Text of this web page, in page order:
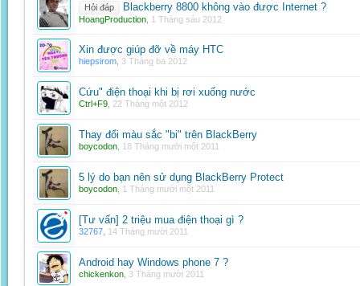
Hỏi đáp Blackberry 8800 không vào được Internet ?
HoangProduction 1 Tháng sáu 2012
Xin được giúp đỡ về máy HTC
hiepsirom 3 Tháng ba 2012
Cứu" điện thoại khi bị rơi xuống nước
Ctrl+F9 22 Tháng một 2012
Thay đổi màu sắc "bi" trên BlackBerry
boycodon 18 Tháng mười một 2011
5 lý do bạn nên sử dụng BlackBerry Protect
boycodon 1 Tháng mười một 2011
[Tư vấn] 2 triệu mua điện thoại gì ?
32767 14 Tháng mười 2011
Android hay Windows phone 7 ?
chickenkon 3 Tháng mười 2011